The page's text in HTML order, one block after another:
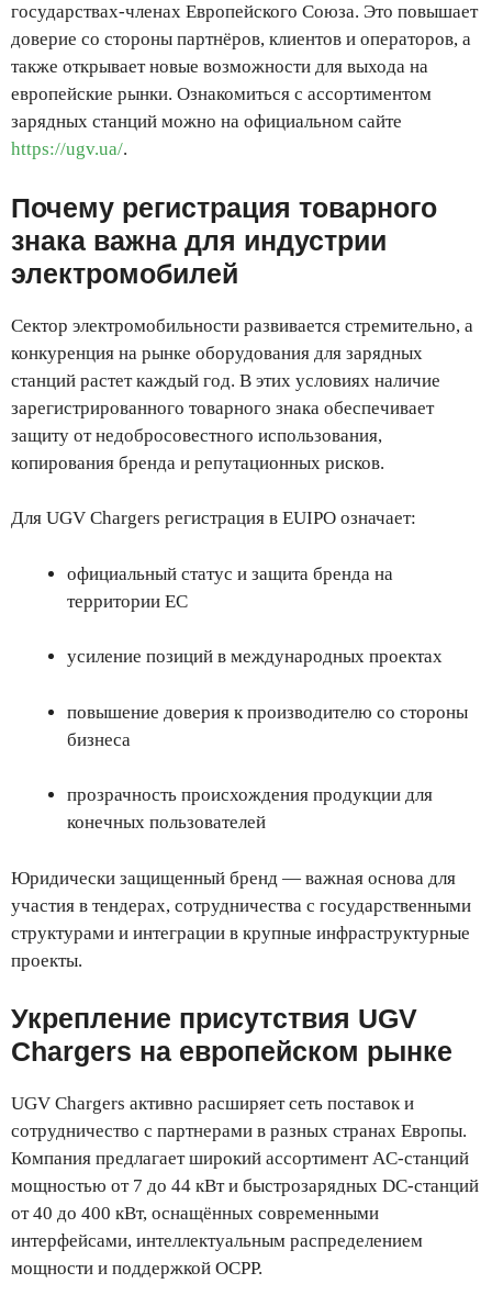
государствах-членах Европейского Союза. Это повышает
доверие со стороны партнёров, клиентов и операторов, а
также открывает новые возможности для выхода на
европейские рынки. Ознакомиться с ассортиментом
зарядных станций можно на официальном сайте
https://ugv.ua/.
Почему регистрация товарного
знака важна для индустрии
электромобилей
Сектор электромобильности развивается стремительно, а
конкуренция на рынке оборудования для зарядных
станций растет каждый год. В этих условиях наличие
зарегистрированного товарного знака обеспечивает
защиту от недобросовестного использования,
копирования бренда и репутационных рисков.
Для UGV Chargers регистрация в EUIPO означает:
официальный статус и защита бренда на
территории ЕС
усиление позиций в международных проектах
повышение доверия к производителю со стороны
бизнеса
прозрачность происхождения продукции для
конечных пользователей
Юридически защищенный бренд — важная основа для
участия в тендерах, сотрудничества с государственными
структурами и интеграции в крупные инфраструктурные
проекты.
Укрепление присутствия UGV
Chargers на европейском рынке
UGV Chargers активно расширяет сеть поставок и
сотрудничество с партнерами в разных странах Европы.
Компания предлагает широкий ассортимент AC-станций
мощностью от 7 до 44 кВт и быстрозарядных DC-станций
от 40 до 400 кВт, оснащённых современными
интерфейсами, интеллектуальным распределением
мощности и поддержкой OCPP.